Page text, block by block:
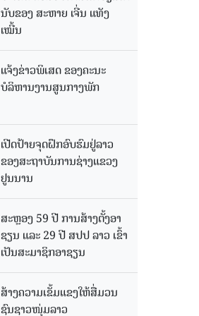
ນັບຂອງ ສະຫາຍ ເຈີ່ນ ແທັງ
ເໝີ້ນ
ແຈ້ງຂ່າວພິເສດ ຂອງຄະນະ
ບໍລິຫານງານສູນກາງພັກ
ເປີດປ້າຍຈຸດຝຶກອົບຮົມຢູ່ລາວ
ຂອງສະຖາບັນການຊ່າງແຂວງ
ຢູນນານ
ສະຫຼອງ 59 ປີ ການສ້າງຕັ້ງອາ
ຊຽນ ແລະ 29 ປີ ສປປ ລາວ ເຂົ້າ
ເປັນສະມາຊິກອາຊຽນ
ສ້າງຄວາມເຂັ້ມແຂງໃຫ້ສື່ມວນ
ຊົນຊາວໜຸ່ມລາວ